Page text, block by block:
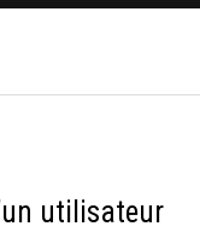
utilisateur